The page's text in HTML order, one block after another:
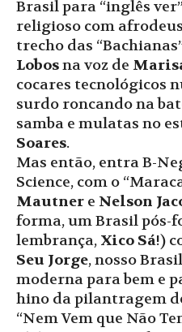
Brasil para “inglês
religioso com
trecho das
Lobosna voz de
cocares tecnológicos
surdo roncando na
samba e mulatas no
Soares.
Mas então, entra B-
Science, com o
Mautner e Nelson
forma, um Brasil pós-
lembrança, Xico Sá!)
Seu Jorge, nosso
moderna para bem e
hino da pilantragem
“Nem Vem que Não